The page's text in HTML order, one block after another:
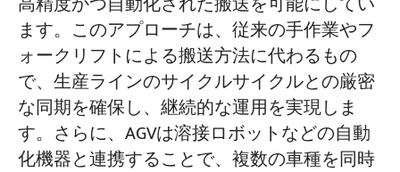
ます。このアプローチは、従来の手作業やフ
ォークリフトによる搬送方法に代わるもの
で、生産ラインのサイクルサイクルとの厳密
な同期を確保し、継続的な運用を実現しま
す。さらに、AGVは溶接ロボットなどの自動
化機器と連携することで、複数の車種を同時